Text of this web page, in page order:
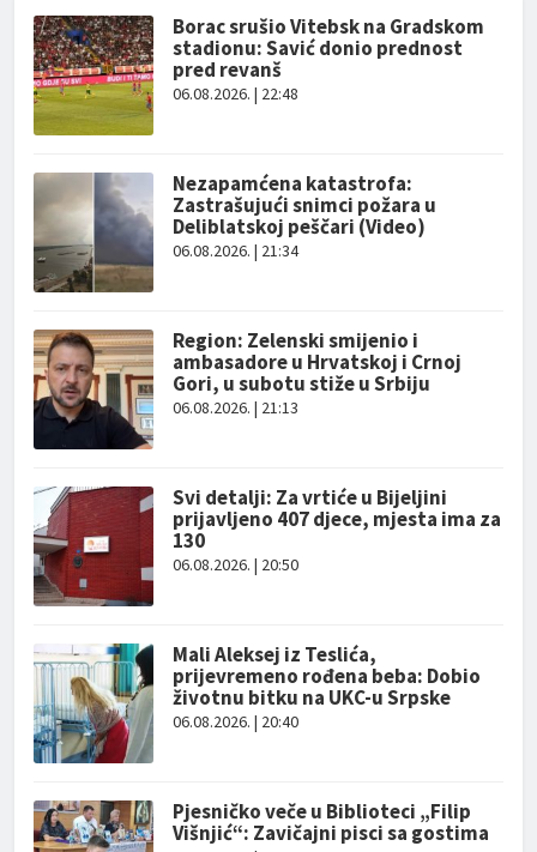
Borac srušio Vitebsk na Gradskom
stadionu: Savić donio prednost
pred revanš
06.08.2026. | 22:48
Nezapamćena katastrofa:
Zastrašujući snimci požara u
Deliblatskoj peščari (Video)
06.08.2026. | 21:34
Region: Zelenski smijenio i
ambasadore u Hrvatskoj i Crnoj
Gori, u subotu stiže u Srbiju
06.08.2026. | 21:13
Svi detalji: Za vrtiće u Bijeljini
prijavljeno 407 djece, mjesta ima za
130
06.08.2026. | 20:50
Mali Aleksej iz Teslića,
prijevremeno rođena beba: Dobio
životnu bitku na UKC-u Srpske
06.08.2026. | 20:40
Pjesničko veče u Biblioteci „Filip
Višnjić“: Zavičajni pisci sa gostima